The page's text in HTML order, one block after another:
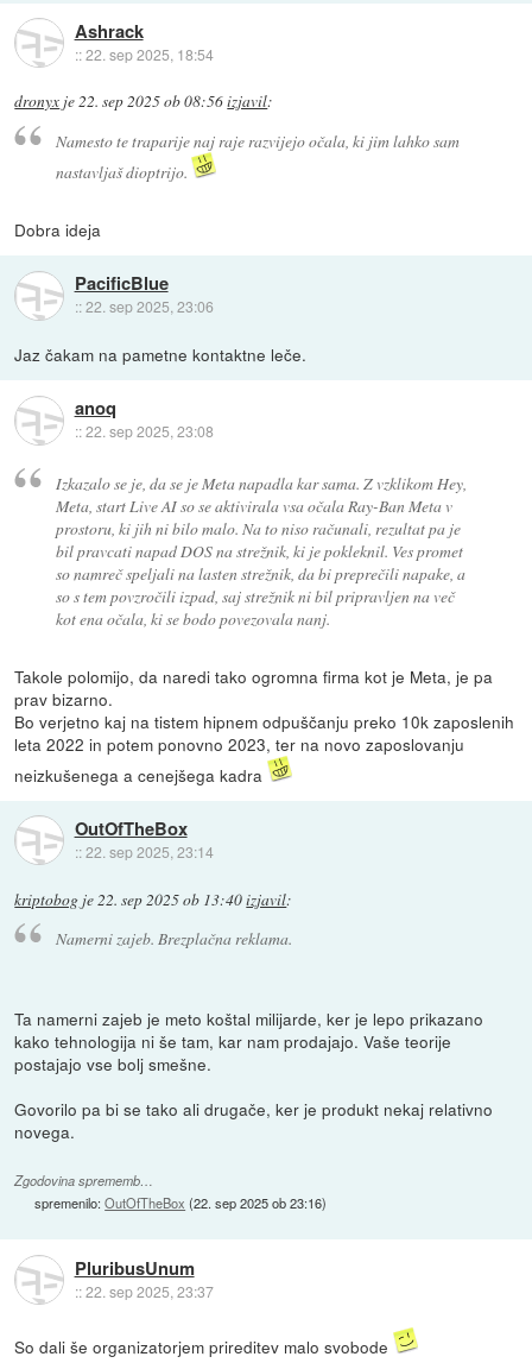
Ashrack
::22. sep 2025, 18:54
dronyx je22. sep 2025 ob 08:56izjavil:
Namesto te traparije naj raje razvijejo očala, ki jim lahko sam
nastavljaš dioptrijo.
Dobra ideja
PacificBlue
::22. sep 2025, 23:06
Jaz čakam na pametne kontaktne leče.
anoq
::22. sep 2025, 23:08
Izkazalo se je, da se je Meta napadla kar sama. Z vzklikom Hey,
Meta, start Live AI so se aktivirala vsa očala Ray-Ban Meta v
prostoru, ki jih ni bilo malo. Na to niso računali, rezultat pa je
bil pravcati napad DOS na strežnik, ki je pokleknil. Ves promet
so namreč speljali na lasten strežnik, da bi preprečili napake, a
so s tem povzročili izpad, saj strežnik ni bil pripravljen na več
kot ena očala, ki se bodo povezovala nanj.
Takole polomijo, da naredi tako ogromna firma kot je Meta, je pa
prav bizarno.
Bo verjetno kaj na tistem hipnem odpuščanju preko 10k zaposlenih
leta 2022 in potem ponovno 2023, ter na novo zaposlovanju
neizkušenega a cenejšega kadra
OutOfTheBox
::22. sep 2025, 23:14
kriptobog je22. sep 2025 ob 13:40izjavil:
Namerni zajeb. Brezplačna reklama.
Ta namerni zajeb je meto koštal milijarde, ker je lepo prikazano
kako tehnologija ni še tam, kar nam prodajajo. Vaše teorije
postajajo vse bolj smešne.
Govorilo pa bi se tako ali drugače, ker je produkt nekaj relativno
novega.
Zgodovina sprememb…
spremenilo:OutOfTheBox (22. sep 2025 ob 23:16)
PluribusUnum
::22. sep 2025, 23:37
So dali še organizatorjem prireditev malo svobode